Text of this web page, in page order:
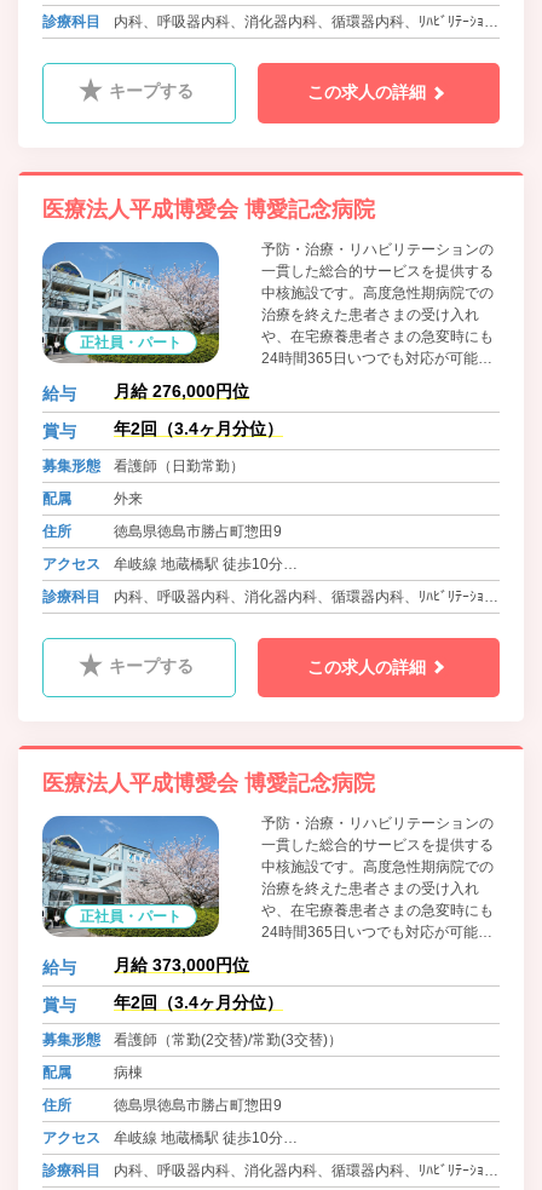
バス 徳島バス 五滝線 勝占町 徒歩2分
診療科目
内科、呼吸器内科、消化器内科、循環器内科、ﾘﾊﾋﾞﾘﾃｰｼｮﾝ
キープする この求人の詳細
医療法人平成博愛会 博愛記念病院
正社員・パート
予防・治療・リハビリテーションの
一貫した総合的サービスを提供する
中核施設です。高度急性期病院での
治療を終えた患者さまの受け入れ
や、在宅療養患者さまの急変時にも
24時間365日いつでも対応が可能
目指しています。
給与 月給 276,000円位
賞与 年2回（3.4ヶ月分位）
募集形態
看護師（日勤常勤）
配属
外来
住所
徳島県徳島市勝占町惣田9
アクセス
牟岐線 地蔵橋駅 徒歩10分
バス 徳島バス 五滝線 勝占町 徒歩2分
診療科目
内科、呼吸器内科、消化器内科、循環器内科、ﾘﾊﾋﾞﾘﾃｰｼｮﾝ
キープする この求人の詳細
医療法人平成博愛会 博愛記念病院
正社員・パート
予防・治療・リハビリテーションの
一貫した総合的サービスを提供する
中核施設です。高度急性期病院での
治療を終えた患者さまの受け入れ
や、在宅療養患者さまの急変時にも
24時間365日いつでも対応が可能
目指しています。
給与 月給 373,000円位
賞与 年2回（3.4ヶ月分位）
募集形態
看護師（常勤(2交替)/常勤(3交替)）
配属
病棟
住所
徳島県徳島市勝占町惣田9
アクセス
牟岐線 地蔵橋駅 徒歩10分
バス 徳島バス 五滝線 勝占町 徒歩2分
診療科目
内科、呼吸器内科、消化器内科、循環器内科、ﾘﾊﾋﾞﾘﾃｰｼｮﾝ